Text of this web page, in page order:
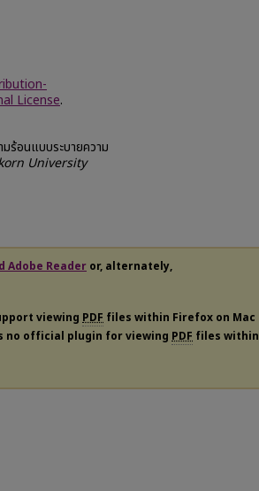
License.
ร้อนแบบระบายความ
University
Adobe Reader or, alternately,
viewing PDF files within Firefox on Mac
no official plugin for viewing PDF files within